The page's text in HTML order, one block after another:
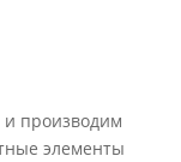
производим
элементы